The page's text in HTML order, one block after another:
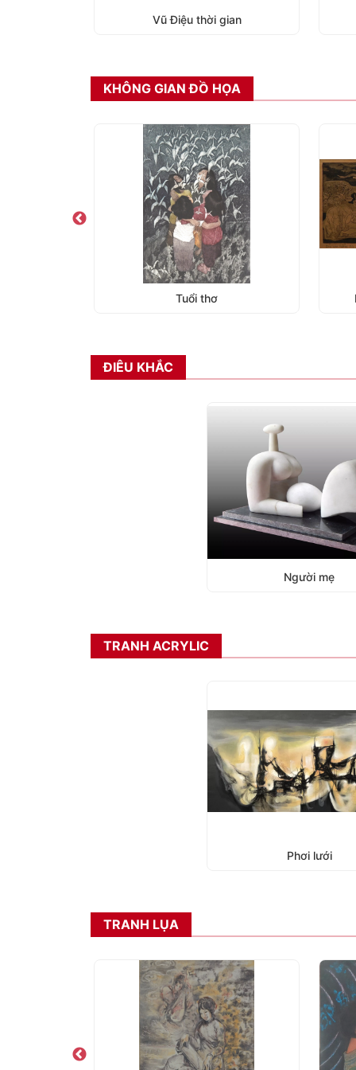
Vũ Điệu thời gian
KHÔNG GIAN ĐỒ HỌA
Bản giao hưởng (bản 3/5)
ĐIÊU KHẮC
Người mẹ
TRANH ACRYLIC
Phơi lưới
TRANH LỤA